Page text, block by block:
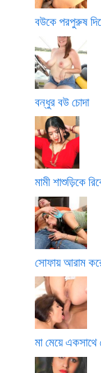
বউকে পরপুরুষ
বন্ধুর বউ চোদা
মামী শাশুড়িকে
সোফায় আরাম
মা মেয়ে একসাথে